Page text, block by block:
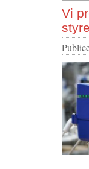
Vi